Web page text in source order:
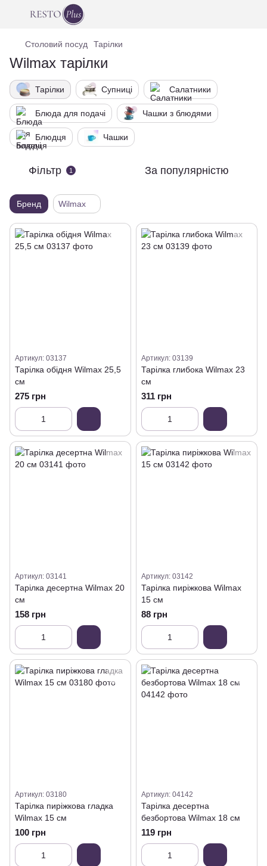
Столовий посуд Тарілки
Wilmax тарілки
Тарілки Супниці Салатники
Блюда для подачі Чашки з блюдями
Блюдця Чашки
Фільтр 1 За популярністю
Бренд Wilmax
Артикул: 03137
Тарілка обідня Wilmax 25,5
см
275 грн
Артикул: 03139
Тарілка глибока Wilmax 23
см
311 грн
Артикул: 03141
Тарілка десертна Wilmax 20
см
158 грн
Артикул: 03142
Тарілка пиріжкова Wilmax
15 см
88 грн
Артикул: 03180
Тарілка пиріжкова гладка
Wilmax 15 см
100 грн
Артикул: 04142
Тарілка десертна
безбортова Wilmax 18 см
119 грн